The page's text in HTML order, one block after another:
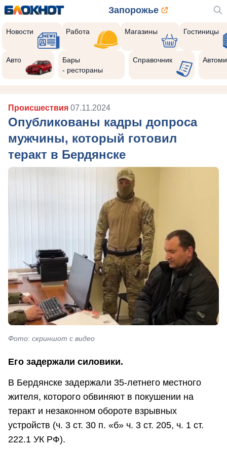
Запорожье
Новости Работа Магазины Гостиницы
Авто
Бары
- рестораны
Справочник
Происшествия 07.11.2024
Опубликованы кадры допроса
мужчины, который готовил
теракт в Бердянске
Фото: скриншот с видео
Его задержали силовики.
В Бердянске задержали 35-летнего местного
жителя, которого обвиняют в покушении на
теракт и незаконном обороте взрывных
устройств (ч. 3 ст. 30 п. «б» ч. 3 ст. 205, ч. 1 ст.
222.1 УК РФ).